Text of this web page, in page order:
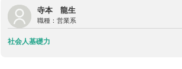
寺本 龍生
職種： 営業系
社会人基礎力